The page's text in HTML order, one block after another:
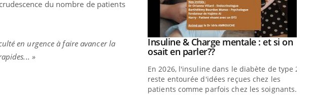
du nombre de patients
en urgence à faire avancer la
»
Youtube
Insuline & Charge mentale : et si on
osait en parler??Youtube
En 2026, l'insuline dans le diabète de type 2
reste entourée d'idées reçues chez les
patients comme parfois chez les soignants.